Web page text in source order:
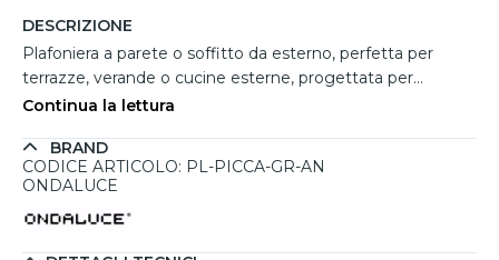
DESCRIZIONE
Plafoniera a parete o soffitto da esterno, perfetta per
terrazze, verande o cucine esterne, progettata per
resistere a condizioni atmosferiche avverse grazie al grado
ABS verniciato in antracite, con un diffusore in
policarbonato bianco, questa plafoniera coniuga
pratica per illuminare gli spazi esterni. Il portalampadina
E27 consente l’utilizzo di lampadine LED intercambiabili
Continua la lettura
BRAND
CODICE ARTICOLO: PL-PICCA-GR-AN
ONDALUCE